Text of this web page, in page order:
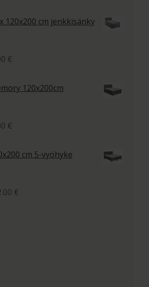
-
120x200 cm jenkkisänky
€
1,533.00 €
120x200cm
€
-
1,684.00 €
cm 5-vyöhyke
€